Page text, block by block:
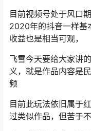
目前视频号处于风口
2020年的抖音一样基
收益也是相当可观，
飞雪今天要给大家讲
义，就是作品内容是
频
目前此玩法依旧属于
过类似作品，但苦于